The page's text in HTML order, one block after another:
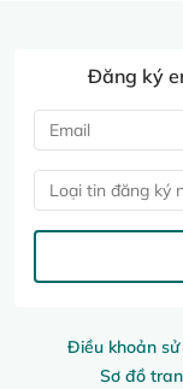
Điều khoản
Sơ đồ
Đăng ký
Loại tin đăng ký